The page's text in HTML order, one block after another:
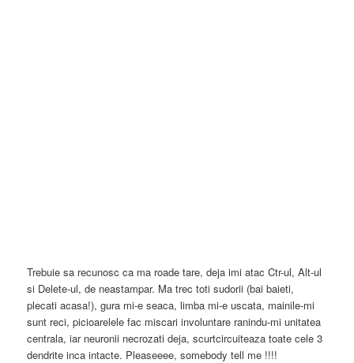
Trebuie sa recunosc ca ma roade tare, deja imi atac Ctr-ul, Alt-ul
si Delete-ul, de neastampar. Ma trec toti sudorii (bai baieti,
plecati acasa!), gura mi-e seaca, limba mi-e uscata, mainile-mi
sunt reci, picioarelele fac miscari involuntare ranindu-mi unitatea
centrala, iar neuronii necrozati deja, scurtcircuiteaza toate cele 3
dendrite inca intacte. Pleaseeee, somebody tell me !!!!